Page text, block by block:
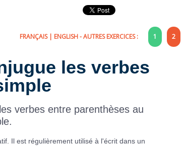
FRANÇAIS| ENGLISH- AUTRES EXERCICES : 1 2
les verbes
verbes entre parenthèses au
Il est régulièrement utilisé à l'écrit dans un